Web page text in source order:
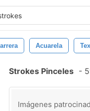
Acuarela
Strokes Pinceles -
Imágenes